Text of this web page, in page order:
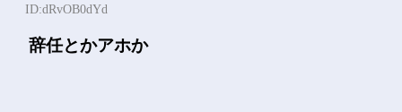
ID:dRvOB0dYd
辞任とかアホか